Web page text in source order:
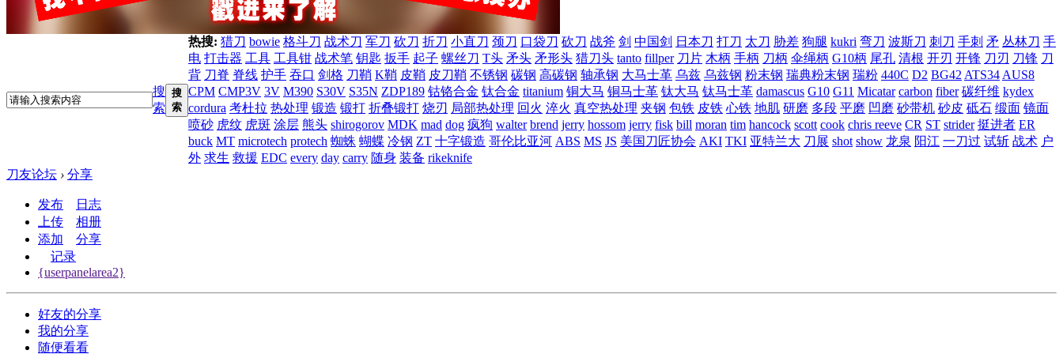
搜
索
搜
索
热搜: 猎刀 bowie 格斗刀 战术刀 军刀 砍刀 折刀 小直刀 颈刀 口袋刀 砍刀 战斧 剑 中国剑 日本刀 打刀 太刀 胁差 狗腿 kukri 弯刀 波斯刀 刺刀 手刺 矛 丛林刀 手
电 打击器 工具 工具钳 战术笔 钥匙 扳手 起子 螺丝刀 T头 矛头 矛形头 猎刀头 tanto fillper 刀片 木柄 手柄 刀柄 伞绳柄 G10柄 尾孔 清根 开刃 开锋 刀刃 刀锋 刀
背 刀脊 脊线 护手 吞口 剑格 刀鞘 K鞘 皮鞘 皮刀鞘 不锈钢 碳钢 高碳钢 轴承钢 大马士革 乌兹 乌兹钢 粉末钢 瑞典粉末钢 瑞粉 440C D2 BG42 ATS34 AUS8
CPM CMP3V 3V M390 S30V S35N ZDP189 钴铬合金 钛合金 titanium 铜大马 铜马士革 钛大马 钛马士革 damascus G10 G11 Micatar carbon fiber 碳纤维 kydex
cordura 考杜拉 热处理 锻造 锻打 折叠锻打 烧刃 局部热处理 回火 淬火 真空热处理 夹钢 包铁 皮铁 心铁 地肌 研磨 多段 平磨 凹磨 砂带机 砂皮 砥石 缎面 镜面
喷砂 虎纹 虎斑 涂层 熊头 shirogorov MDK mad dog 疯狗 walter brend jerry hossom jerry fisk bill moran tim hancock scott cook chris reeve CR ST strider 挺进者 ER
buck MT microtech protech 蜘蛛 蝴蝶 冷钢 ZT 十字锻造 哥伦比亚河 ABS MS JS 美国刀匠协会 AKI TKI 亚特兰大 刀展 shot show 龙泉 阳江 一刀过 试斩 战术 户
外 求生 救援 EDC every day carry 随身 装备 rikeknife
刀友论坛 › 分享
发布
日志
上传
相册
添加
分享
记录
{userpanelarea2}
好友的分享
我的分享
随便看看